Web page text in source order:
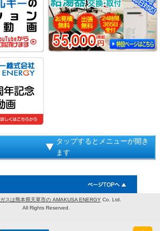
タップするとメニューが開き
ます
ガスは熊本県天草市の AMAKUSA ENERGYCo. Ltd.
All Rights Reserved.